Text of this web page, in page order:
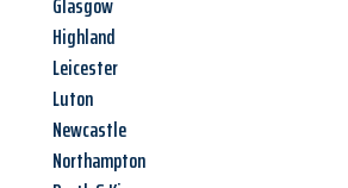
Highland
Leicester
Luton
Newcastle
Northampton